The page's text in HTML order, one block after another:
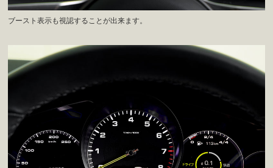
ブースト表示も視認することが出来ます。